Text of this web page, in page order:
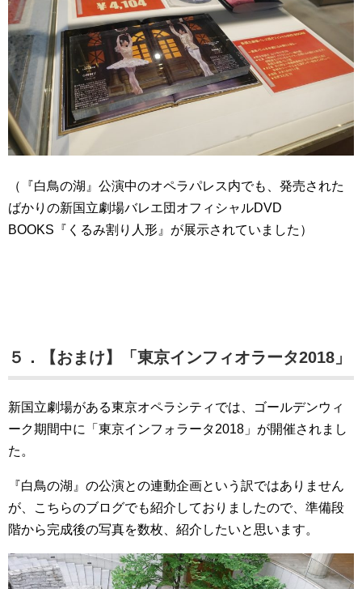
（『白鳥の湖』公演中のオペラパレス内でも、発売された
ばかりの新国立劇場バレエ団オフィシャルDVD
BOOKS『くるみ割り人形』が展示されていました）
５．【おまけ】「東京インフィオラータ2018」
新国立劇場がある東京オペラシティでは、ゴールデンウィ
ーク期間中に「東京インフォラータ2018」が開催されまし
た。
『白鳥の湖』の公演との連動企画という訳ではありません
が、こちらのブログでも紹介しておりましたので、準備段
階から完成後の写真を数枚、紹介したいと思います。